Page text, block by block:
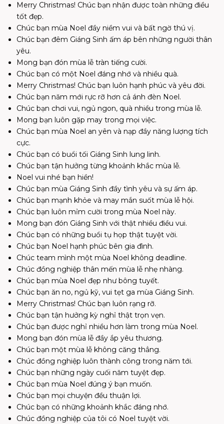
Merry Christmas! Chúc bạn nhận được toàn những điều
tốt đẹp.
Chúc bạn mùa Noel đầy niềm vui và bất ngờ thú vị.
Chúc bạn đêm Giáng Sinh ấm áp bên những người thân
yêu.
Mong bạn đón mùa lễ tràn tiếng cười.
Chúc bạn có một Noel đáng nhớ và nhiều quà.
Merry Christmas! Chúc bạn luôn hạnh phúc và yêu đời.
Chúc bạn năm mới rực rỡ hơn cả ánh đèn Noel.
Chúc bạn chơi vui, ngủ ngon, quà nhiều trong mùa lễ.
Mong bạn luôn gặp may trong mọi việc.
Chúc bạn mùa Noel an yên và nạp đầy năng lượng tích
cực.
Chúc bạn có buổi tối Giáng Sinh lung linh.
Chúc bạn tận hưởng từng khoảnh khắc mùa lễ.
Noel vui nhé bạn hiền!
Chúc bạn mùa Giáng Sinh đầy tình yêu và sự ấm áp.
Chúc bạn mạnh khỏe và may mắn suốt mùa lễ hội.
Chúc bạn luôn mỉm cười trong mùa Noel này.
Mong bạn đón Giáng Sinh với thật nhiều điều vui.
Chúc bạn có những buổi tụ họp thật tuyệt vời.
Chúc bạn Noel hạnh phúc bên gia đình.
Chúc team mình một mùa Noel không deadline.
Chúc đồng nghiệp thân mến mùa lễ nhẹ nhàng.
Chúc bạn mùa Noel đẹp như bông tuyết.
Chúc bạn ăn no, ngủ kỹ, vui tẹt ga mùa Giáng Sinh.
Merry Christmas! Chúc bạn luôn rạng rỡ.
Chúc bạn tận hưởng kỳ nghỉ thật trọn vẹn.
Chúc bạn được nghỉ nhiều hơn làm trong mùa Noel.
Mong bạn đón mùa lễ đầy ắp yêu thương.
Chúc bạn một mùa lễ không căng thẳng.
Chúc đồng nghiệp luôn thành công trong năm tới.
Chúc bạn những ngày cuối năm tuyệt đẹp.
Chúc bạn mùa Noel đúng ý bạn muốn.
Chúc bạn mọi chuyện đều thuận lợi.
Chúc bạn có những khoảnh khắc đáng nhớ.
Chúc đồng nghiệp của tôi có Noel tuyệt vời.